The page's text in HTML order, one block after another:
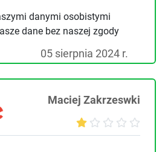
danymi osobistymi
dane bez naszej zgody
05 sierpnia 2024 r.
Maciej Zakrzeswki